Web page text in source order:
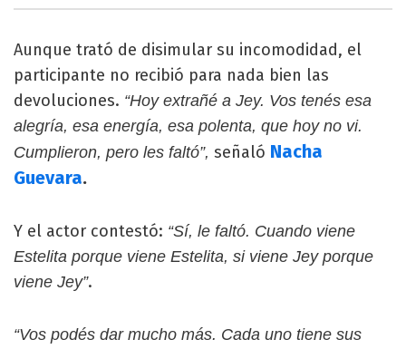
Aunque trató de disimular su incomodidad, el
participante no recibió para nada bien las
devoluciones. “Hoy extrañé a Jey. Vos tenés esa
alegría, esa energía, esa polenta, que hoy no vi.
Cumplieron, pero les faltó”, señaló Nacha
Guevara.
Y el actor contestó: “Sí, le faltó. Cuando viene
Estelita porque viene Estelita, si viene Jey porque
viene Jey”.
“Vos podés dar mucho más. Cada uno tiene sus